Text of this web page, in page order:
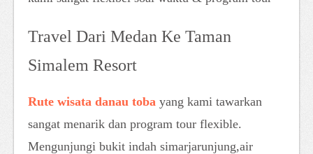
Travel Dari Medan Ke Taman
Simalem Resort
Rute wisata danau toba yang kami tawarkan
sangat menarik dan program tour flexible.
Mengunjungi bukit indah simarjarunjung,air